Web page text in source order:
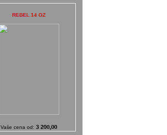
REBEL 14 OZ
Vaše cena od: 3 200,00